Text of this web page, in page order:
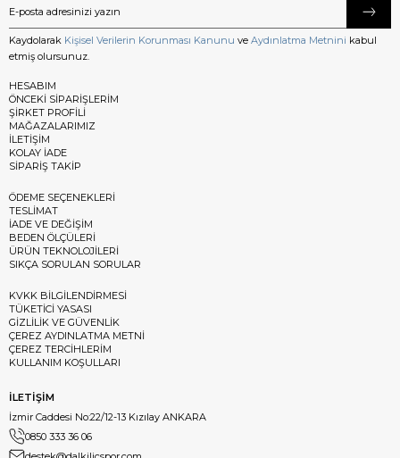
Kaydolarak Kişisel Verilerin Korunması Kanunu ve Aydınlatma Metnini kabul
etmiş olursunuz.
HESABIM
ÖNCEKİ SİPARİŞLERİM
ŞİRKET PROFİLİ
MAĞAZALARIMIZ
İLETİŞİM
KOLAY İADE
SİPARİŞ TAKİP
ÖDEME SEÇENEKLERİ
TESLİMAT
İADE VE DEĞİŞİM
BEDEN ÖLÇÜLERİ
ÜRÜN TEKNOLOJİLERİ
SIKÇA SORULAN SORULAR
KVKK BİLGİLENDİRMESİ
TÜKETİCİ YASASI
GİZLİLİK VE GÜVENLİK
ÇEREZ AYDINLATMA METNİ
ÇEREZ TERCİHLERİM
KULLANIM KOŞULLARI
İLETİŞİM
İzmir Caddesi No:22/12-13 Kızılay ANKARA
0850 333 36 06